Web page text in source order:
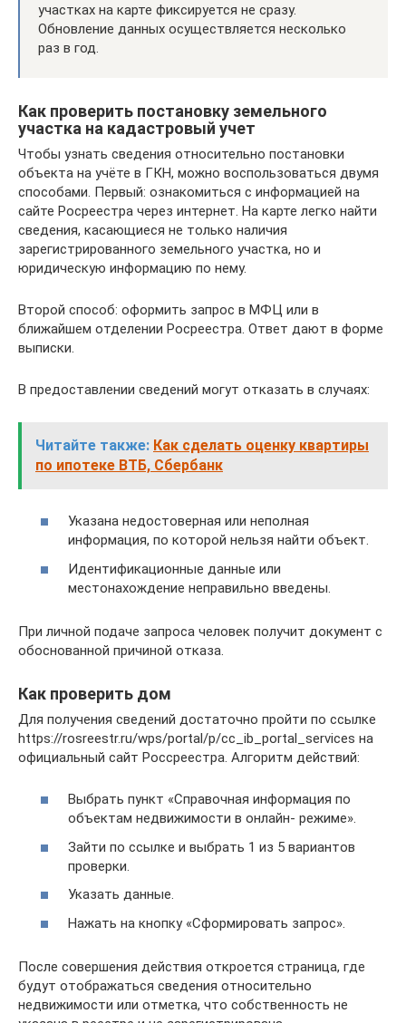
участках на карте фиксируется не сразу.
Обновление данных осуществляется несколько
раз в год.
Как проверить постановку земельного
участка на кадастровый учет
Чтобы узнать сведения относительно постановки
объекта на учёте в ГКН, можно воспользоваться двумя
способами. Первый: ознакомиться с информацией на
сайте Росреестра через интернет. На карте легко найти
сведения, касающиеся не только наличия
зарегистрированного земельного участка, но и
юридическую информацию по нему.
Второй способ: оформить запрос в МФЦ или в
ближайшем отделении Росреестра. Ответ дают в форме
выписки.
В предоставлении сведений могут отказать в случаях:
Читайте также: Как сделать оценку квартиры
по ипотеке ВТБ, Сбербанк
Указана недостоверная или неполная
информация, по которой нельзя найти объект.
Идентификационные данные или
местонахождение неправильно введены.
При личной подаче запроса человек получит документ с
обоснованной причиной отказа.
Как проверить дом
Для получения сведений достаточно пройти по ссылке
https://rosreestr.ru/wps/portal/p/cc_ib_portal_services на
официальный сайт Россреестра. Алгоритм действий:
Выбрать пункт «Справочная информация по
объектам недвижимости в онлайн- режиме».
Зайти по ссылке и выбрать 1 из 5 вариантов
проверки.
Указать данные.
Нажать на кнопку «Сформировать запрос».
После совершения действия откроется страница, где
будут отображаться сведения относительно
недвижимости или отметка, что собственность не